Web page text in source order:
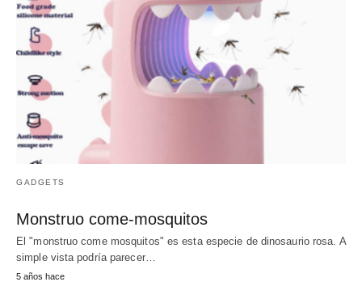
GADGETS
Monstruo come-mosquitos
El "monstruo come mosquitos" es esta especie de dinosaurio rosa. A
simple vista podría parecer…
5 años hace